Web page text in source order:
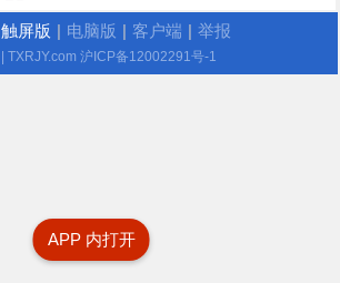
APP 内打开
触屏版 电脑版 客户端 举报
| TXRJY.com 沪ICP备12002291号-1